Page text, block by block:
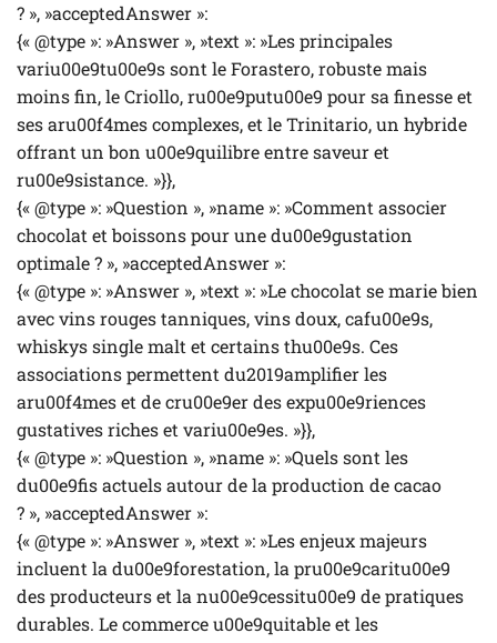
? », »acceptedAnswer »:
{« @type »: »Answer », »text »: »Les principales
variu00e9tu00e9s sont le Forastero, robuste mais
moins fin, le Criollo, ru00e9putu00e9 pour sa finesse et
ses aru00f4mes complexes, et le Trinitario, un hybride
offrant un bon u00e9quilibre entre saveur et
ru00e9sistance. »}},
{« @type »: »Question », »name »: »Comment associer
chocolat et boissons pour une du00e9gustation
optimale ? », »acceptedAnswer »:
{« @type »: »Answer », »text »: »Le chocolat se marie bien
avec vins rouges tanniques, vins doux, cafu00e9s,
whiskys single malt et certains thu00e9s. Ces
associations permettent du2019amplifier les
aru00f4mes et de cru00e9er des expu00e9riences
gustatives riches et variu00e9es. »}},
{« @type »: »Question », »name »: »Quels sont les
du00e9fis actuels autour de la production de cacao
? », »acceptedAnswer »:
{« @type »: »Answer », »text »: »Les enjeux majeurs
incluent la du00e9forestation, la pru00e9caritu00e9
des producteurs et la nu00e9cessitu00e9 de pratiques
durables. Le commerce u00e9quitable et les